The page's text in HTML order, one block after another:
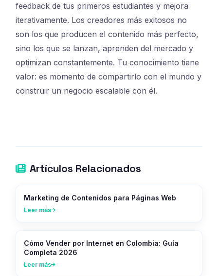
feedback de tus primeros estudiantes y mejora
iterativamente. Los creadores más exitosos no
son los que producen el contenido más perfecto,
sino los que se lanzan, aprenden del mercado y
optimizan constantemente. Tu conocimiento tiene
valor: es momento de compartirlo con el mundo y
construir un negocio escalable con él.
Artículos Relacionados
Marketing de Contenidos para Páginas Web
Leer más
Cómo Vender por Internet en Colombia: Guía
Completa 2026
Leer más